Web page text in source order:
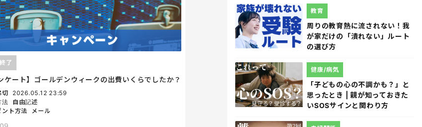
ケート】ゴールデンウィークの出費いくらでしたか？
了
切
2026.05.12 23:59
法
自由記述
ント方法
メール
周りの教育熱に流されない！我
が家だけの「潰れない」ルート
の選び方
教育
「子どもの心の不調かも？」と
思ったとき | 親が知っておきた
いSOSサインと関わり方
健康/病気